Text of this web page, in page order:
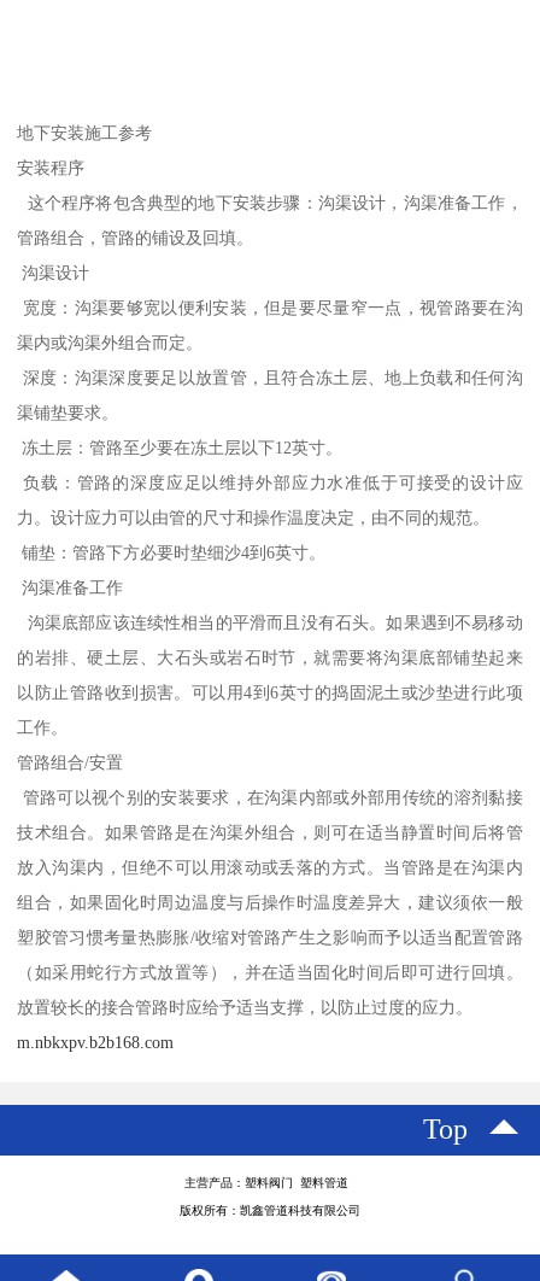
地下安装施工参考
安装程序
这个程序将包含典型的地下安装步骤：沟渠设计，沟渠准备工作，
管路组合，管路的铺设及回填。
沟渠设计
宽度：沟渠要够宽以便利安装，但是要尽量窄一点，视管路要在沟
渠内或沟渠外组合而定。
深度：沟渠深度要足以放置管，且符合冻土层、地上负载和任何沟
渠铺垫要求。
冻土层：管路至少要在冻土层以下12英寸。
负载：管路的深度应足以维持外部应力水准低于可接受的设计应
力。设计应力可以由管的尺寸和操作温度决定，由不同的规范。
铺垫：管路下方必要时垫细沙4到6英寸。
沟渠准备工作
沟渠底部应该连续性相当的平滑而且没有石头。如果遇到不易移动
的岩排、硬土层、大石头或岩石时节，就需要将沟渠底部铺垫起来
以防止管路收到损害。可以用4到6英寸的捣固泥土或沙垫进行此项
工作。
管路组合/安置
管路可以视个别的安装要求，在沟渠内部或外部用传统的溶剂黏接
技术组合。如果管路是在沟渠外组合，则可在适当静置时间后将管
放入沟渠内，但绝不可以用滚动或丢落的方式。当管路是在沟渠内
组合，如果固化时周边温度与后操作时温度差异大，建议须依一般
塑胶管习惯考量热膨胀/收缩对管路产生之影响而予以适当配置管路
（如采用蛇行方式放置等），并在适当固化时间后即可进行回填。
放置较长的接合管路时应给予适当支撑，以防止过度的应力。
m.nbkxpv.b2b168.com
Top
主营产品：塑料阀门 塑料管道
版权所有：凯鑫管道科技有限公司